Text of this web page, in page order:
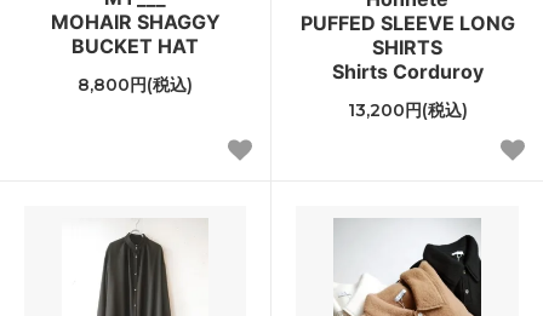
MOHAIR SHAGGY
BUCKET HAT
8,800円(税込)
PUFFED SLEEVE LONG
SHIRTS
Shirts Corduroy
13,200円(税込)